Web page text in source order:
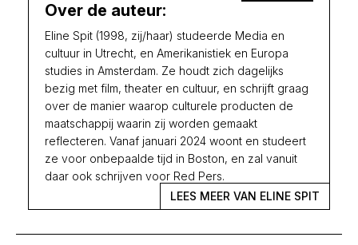
Over de auteur:
Eline Spit (1998, zij/haar) studeerde Media en
cultuur in Utrecht, en Amerikanistiek en Europa
studies in Amsterdam. Ze houdt zich dagelijks
bezig met film, theater en cultuur, en schrijft graag
over de manier waarop culturele producten de
maatschappij waarin zij worden gemaakt
reflecteren. Vanaf januari 2024 woont en studeert
ze voor onbepaalde tijd in Boston, en zal vanuit
daar ook schrijven voor Red Pers.
LEES MEER VAN ELINE SPIT